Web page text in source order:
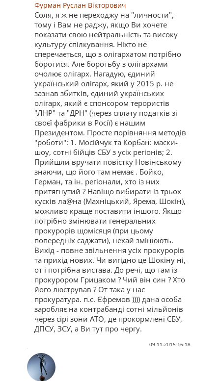
Фурман Руслан Вікторович
Соля, я ж не переходжу на "личности",
тому і Вам не раджу, якщо Ви хочете
показати свою нейтральність та високу
культуру спілкування. Ніхто не
сперечається, що з олігархатом потрібно
боротися. Але боротьбу з олігархами
очолює олігарх. Нагадую, єдиний
український олігарх, який у 2015 р. не
зазнав збитків, єдиний українських
олігарх, який є спонсором терористів
"ЛНР" та "ДРН" (через сплату податків зі
своєї фабрики в Росії) є нашим
Президентом. Просте порівняння методів
"роботи": 1. Мосійчук та Корбан: маски-
шоу, сотні бійців СБУ з усіх регіонів; 2.
Прийшли вручати повістку Новінському
знаючи, що його там немає . Бойко,
Герман, та ін. регіонали, хто із них
притягнутий ? Навіщо вибирати із трьох
кусків ла@на (Махніцький, Ярема, Шокін),
можливо краще поставити іншого. Якщо
потрібно змінювати генеральних
прокурорів щомісяця (при цьому
попередніх саджати), нехай змінюють.
Вихід - повне звільнення усіх прокурорів
та прихід нових. Чи вигідно це Шокіну ні,
от і потрібна вистава. До речі, що там із
прокурором Грицаком ? Чий він син ? Хто
його люстрував ? От така у нас
прокуратура. п.с. Єфремов )))) дана особа
заробляє на контрабанді сотні мільйонів
через сірі зони АТО, де прокормлені СБУ,
ДПСУ, ЗСУ, а Ви тут про чергу.
09.11.2015 16:18